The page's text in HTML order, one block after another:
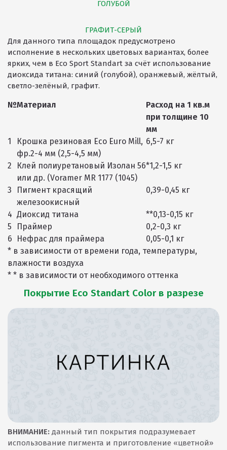
ГОЛУБОЙ
ГРАФИТ-СЕРЫЙ
Для данного типа площадок предусмотрено
исполнение в нескольких цветовых вариантах, более
ярких, чем в Eco Sport Standart за счёт использование
диоксида титана: синий (голубой), оранжевый, жёлтый,
светло-зелёный, графит.
№Материал
Расход на 1 кв.м
при толщине 10
мм
1
Крошка резиновая Eco Euro Mill,
фр.2-4 мм (2,5-4,5 мм)
6,5-7 кг
2
Клей полиуретановый Изолан 56
или др. (Voramer MR 1177 (1045)
*1,2-1,5 кг
3
Пигмент красящий
железоокисный
0,39-0,45 кг
4 Диоксид титана
**0,13-0,15 кг
5
Праймер
0,2-0,3 кг
6
Нефрас для праймера
0,05-0,1 кг
* в зависимости от времени года, температуры,
влажности воздуха
* * в зависимости от необходимого оттенка
Покрытие Eco Standart Color в разрезе
ВНИМАНИЕ: данный тип покрытия подразумевает
использование пигмента и приготовление «цветной»